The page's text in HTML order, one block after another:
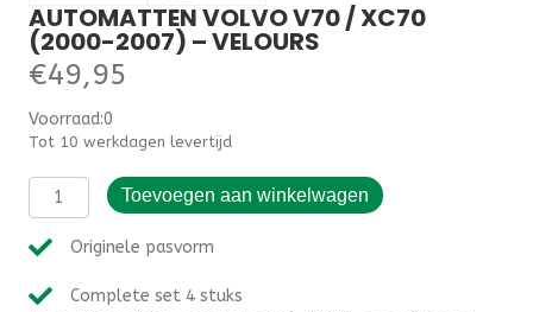
AUTOMATTEN VOLVO V70 / XC70
(2000-2007) – VELOURS
€49,95
Voorraad:0
Tot 10 werkdagen levertijd
Automatten
Volvo
V70
/
(2000-
Toevoegen aan winkelwagen
Originele pasvorm
Complete set 4 stuks